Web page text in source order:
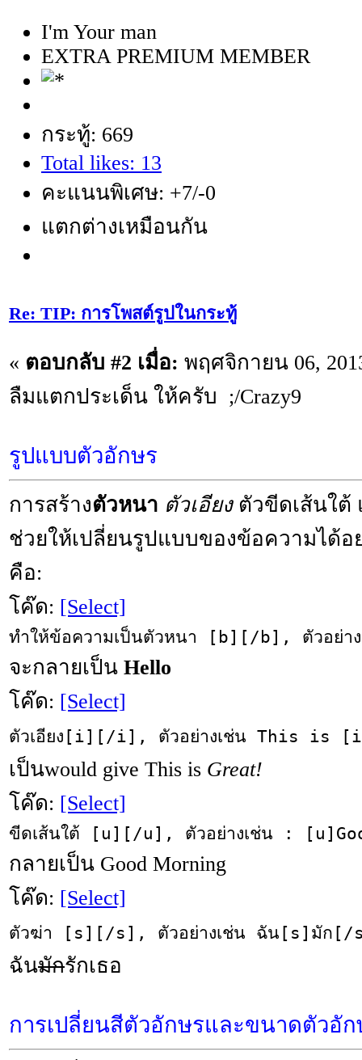
I'm Your man
EXTRA PREMIUM MEMBER
กระทู้: 669
Total likes: 13
คะแนนพิเศษ: +7/-0
แตกต่างเหมือนกัน
Re: TIP: การโพสต์รูปในกระทู้
« ตอบกลับ #2 เมื่อ: พฤศจิกายน 06,
ลืมแตกประเด็น ให้ครับ ;/Crazy9
รูปแบบตัวอักษร
การสร้างตัวหนา ตัวเอียง ตัวขีดเส้นใต้
ช่วยให้เปลี่ยนรูปแบบของข้อความได้อ
คือ:
โค๊ด: [Select]
ทำให้ข้อความเป็นตัวหนา [b][/b], ตัวอย่
จะกลายเป็น Hello
โค๊ด: [Select]
ตัวเอียง[i][/i], ตัวอย่างเช่น This
เป็นwould give This is Great!
โค๊ด: [Select]
ขีดเส้นใต้ [u][/u], ตัวอย่างเช่น :
กลายเป็น Good Morning
โค๊ด: [Select]
ตัวฆ่า [s][/s], ตัวอย่างเช่น ฉัน[s]มัก[/
ฉันมักรักเธอ
การเปลี่ยนสีตัวอักษรและขนาดตัวอัก